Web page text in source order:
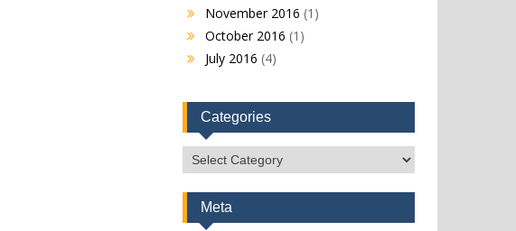
November 2016 (1)
October 2016 (1)
July 2016 (4)
Categories
Categories
Meta